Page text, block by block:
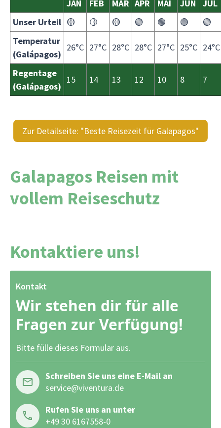
JAN FEB MÄR APR MAI JUN
JUL
Unser Urteil 🟡 🟡 🟡 🟢 🟢 🟢
🟢
Temperatur
(Galápagos)
26°C 27°C 28°C 28°C 27°C 25°C 24°C
Regentage
(Galápagos)
15 14 13 12 10 8 7
Zur Detailseite: "Beste Reisezeit für Galapagos"
Galapagos Reisen mit
vollem Reiseschutz
Kontaktiere uns!
Kontakt
Wir stehen dir für alle
Fragen zur Verfügung!
Bitte fülle dieses Formular aus.
Schreiben Sie uns eine E-Mail an
service@viventura.de
Rufen Sie uns an unter
+49 30 6167558-0